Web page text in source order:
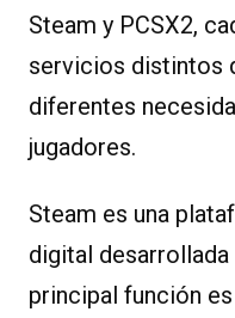
Steam y PCSX2,
servicios distintos
diferentes
jugadores.
Steam es una
digital
principal función